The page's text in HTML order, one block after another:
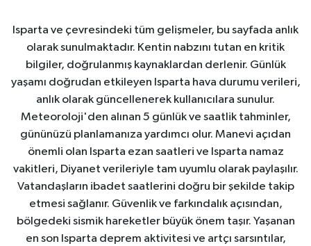
Isparta ve çevresindeki tüm gelişmeler, bu sayfada anlık
olarak sunulmaktadır. Kentin nabzını tutan en kritik
bilgiler, doğrulanmış kaynaklardan derlenir. Günlük
yaşamı doğrudan etkileyen Isparta hava durumu verileri,
anlık olarak güncellenerek kullanıcılara sunulur.
Meteoroloji'den alınan 5 günlük ve saatlik tahminler,
gününüzü planlamanıza yardımcı olur. Manevi açıdan
önemli olan Isparta ezan saatleri ve Isparta namaz
vakitleri, Diyanet verileriyle tam uyumlu olarak paylaşılır.
Vatandaşların ibadet saatlerini doğru bir şekilde takip
etmesi sağlanır. Güvenlik ve farkındalık açısından,
bölgedeki sismik hareketler büyük önem taşır. Yaşanan
en son Isparta deprem aktivitesi ve artçı sarsıntılar,